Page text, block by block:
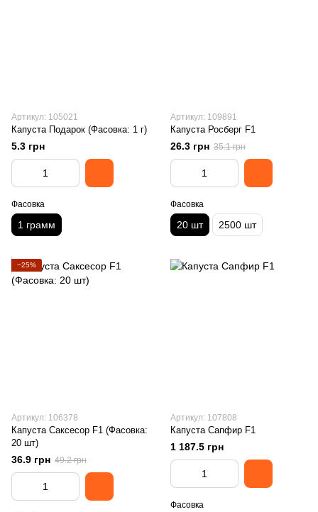
Артикул: 105021
Капуста Подарок (Фасовка: 1 г)
5.3 грн
Фасовка
1 грамм
Артикул: 109891
Капуста Росберг F1
26.3 грн 35.1 грн
Фасовка
20 шт 2500 шт
−25%
Артикул: 106378
Капуста Саксесор F1 (Фасовка:
20 шт)
36.9 грн 49.2 грн
Артикул: 107808
Капуста Сапфир F1
1 187.5 грн
Фасовка